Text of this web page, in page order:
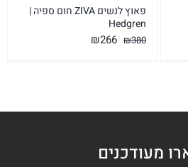
פאוץ לנשים ZIVA חום ספיה |
Hedgren
₪380
המחיר
₪266
מעודכנים